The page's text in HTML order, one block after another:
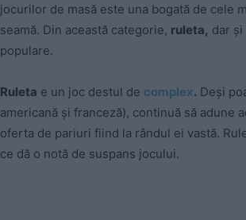
jocurilor de masă este una bogată de cele
seamă. Din această categorie, ruleta, dar
populare.
Ruleta e un joc destul de complex. Deși
americană și franceză), continuă să adune
oferta de pariuri fiind la rândul ei vastă.
ce dă o notă de suspans jocului.